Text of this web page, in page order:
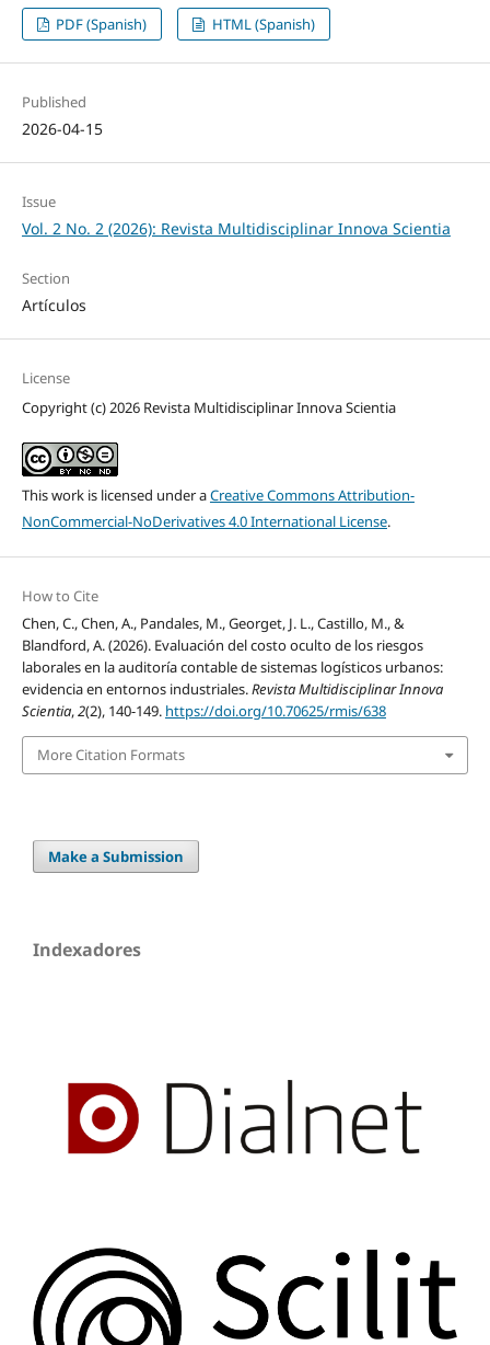
PDF (Spanish) HTML (Spanish)
Published
2026-04-15
Issue
Vol. 2 No. 2 (2026): Revista Multidisciplinar Innova Scientia
Section
Artículos
License
Copyright (c) 2026 Revista Multidisciplinar Innova Scientia
This work is licensed under aCreative Commons Attribution-
NonCommercial-NoDerivatives 4.0 International License.
How to Cite
Chen, C., Chen, A., Pandales, M., Georget, J. L., Castillo, M., &
Blandford, A. (2026). Evaluación del costo oculto de los riesgos
laborales en la auditoría contable de sistemas logísticos urbanos:
evidencia en entornos industriales.Revista Multidisciplinar Innova
Scientia,2(2), 140-149. https://doi.org/10.70625/rmis/638
More Citation Formats
Make a Submission
Indexadores